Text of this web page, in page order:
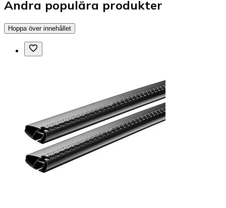
Andra populära produkter
Hoppa över innehållet